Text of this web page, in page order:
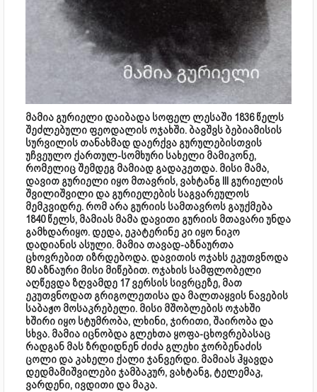
მამია გურიელი დაიბადა სოფელ ლესაში 1836 წელს
შეძლებული ფეოდალის ოჯახში. ბავშვს ბებიამისის
სურვილის თანახმად დაერქვა გურულებისთვის
უჩვეულო ქართულ-სომხური სახელი მამიკონე,
რომელიც შემდეგ მამიად გადაკეთდა. მისი მამა,
დავით გურიელი იყო მთავრის, ვახტანგ III გურიელის
შვილიშვილი და გურიელების საგვარეულოს
მემკვიდრე. რომ არა გურიის სამთავროს გაუქმება
1840 წელს, მამიას მამა დავითი გურიის მთავარი უნდა
გამხდარიყო. დედა, ეკატერინე კი იყო ნიკო
დადიანის ასული. მამია თავად-აზნაურთა
ცხოვრებით იზრდებოდა. დავითის ოჯახს ეკუთვნოდა
80 აზნაური მისი მიწებით. ოჯახის სამფლობელი
აღწევდა ზღვამდე 17 ვერსის სივრცეზე, მათ
ეკუთვნოდათ გრიგოლეთისა და მალთაყვის ნავების
საბაჟო მოსაკრებელი. მისი მშობლების ოჯახში
ხშირი იყო სტუმრობა, ლხინი, ჯირითი, შაირობა და
სხვა. მამია იცნობდა გლეხთა ყოფა-ცხოვრებასაც
რადგან მას ზრდიდნენ ძიძა გლეხი ჯორბენაძის
ცოლი და კახელი ქალი ჯანვერდი. მამიას ჰყავდა
დედმამიშვილები ჯამბაკურ, ვახტანგ, ტელემაკ,
ვარდენი, ივდითი და მაკა.